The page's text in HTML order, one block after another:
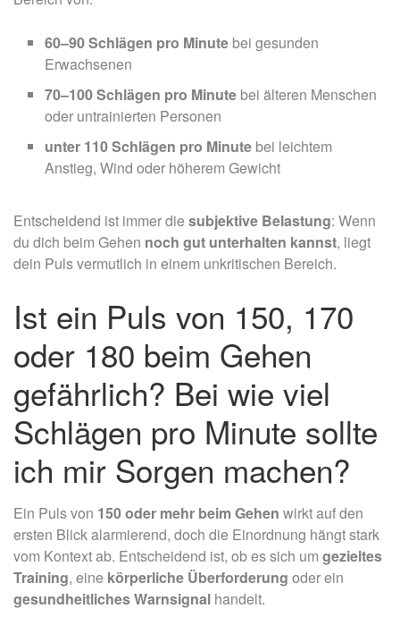
60–90 Schlägen pro Minute bei gesunden
Erwachsenen
70–100 Schlägen pro Minute bei älteren Menschen
oder untrainierten Personen
unter 110 Schlägen pro Minute bei leichtem
Anstieg, Wind oder höherem Gewicht
Entscheidend ist immer die subjektive Belastung: Wenn
du dich beim Gehen noch gut unterhalten kannst, liegt
dein Puls vermutlich in einem unkritischen Bereich.
Ist ein Puls von 150, 170
oder 180 beim Gehen
gefährlich? Bei wie viel
Schlägen pro Minute sollte
ich mir Sorgen machen?
Ein Puls von 150 oder mehr beim Gehen wirkt auf den
ersten Blick alarmierend, doch die Einordnung hängt stark
vom Kontext ab. Entscheidend ist, ob es sich um gezieltes
Training, eine körperliche Überforderung oder ein
gesundheitliches Warnsignal handelt.